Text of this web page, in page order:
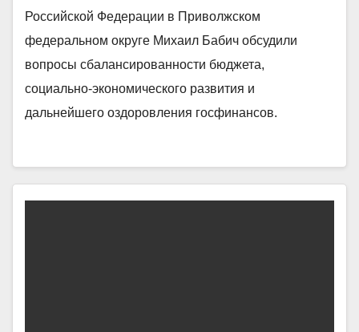
Российской Федерации в Приволжском
федеральном округе Михаил Бабич обсудили
вопросы сбалансированности бюджета,
социально-экономического развития и
дальнейшего оздоровления госфинансов.